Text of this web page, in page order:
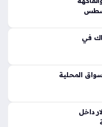
وجود تفاوت بسيط بين
حيث يتابع…
في
المحلية
داخل